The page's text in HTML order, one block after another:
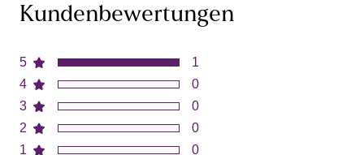
Kundenbewertungen
5
4
3
2
1
1
0
0
0
0